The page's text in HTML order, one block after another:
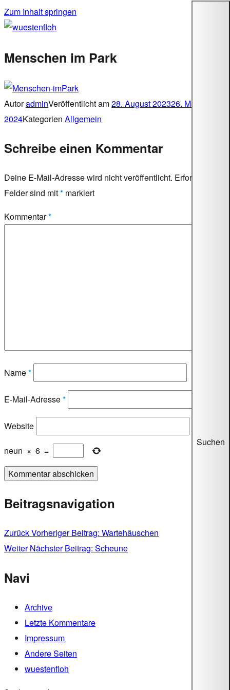
Zum Inhalt springen
wuestenfloh
Menschen im Park
AutoradminVeröffentlicht am28. August 202326. Mai
2024Kategorien Allgemein
Schreibe einen Kommentar
Deine E-Mail-Adresse wird nicht veröffentlicht. Erforderliche
Felder sind mit* markiert
Kommentar*
Name*
E-Mail-Adresse*
Website
neun × 6 =
Beitragsnavigation
ZurückVorheriger Beitrag: Wartehäuschen
Weiter Nächster Beitrag: Scheune
Navi
Archive
Letzte Kommentare
Impressum
Andere Seiten
wuestenfloh
Suchen